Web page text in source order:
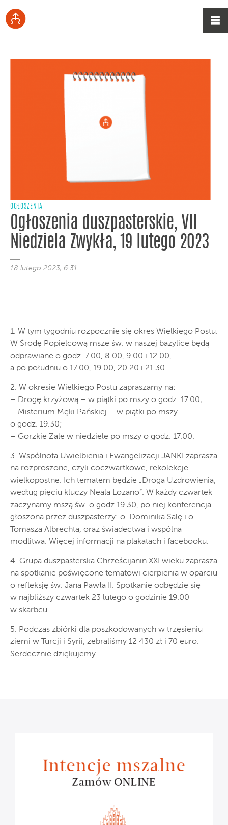
OGŁOSZENIA
Ogłoszenia duszpasterskie, VII
Niedziela Zwykła, 19 lutego 2023
18 lutego 2023, 6:31
1. W tym tygodniu rozpocznie się okres Wielkiego Postu.
W Środę Popielcową msze św. w naszej bazylice będą
odprawiane o godz. 7.00, 8.00, 9.00 i 12.00,
a po południu o 17.00, 19.00, 20.20 i 21.30.
2. W okresie Wielkiego Postu zapraszamy na:
– Drogę krzyżową – w piątki po mszy o godz. 17.00;
– Misterium Męki Pańskiej – w piątki po mszy
o godz. 19.30;
– Gorzkie Żale w niedziele po mszy o godz. 17.00.
3. Wspólnota Uwielbienia i Ewangelizacji JANKI zaprasza
na rozproszone, czyli coczwartkowe, rekolekcje
wielkopostne. Ich tematem będzie „Droga Uzdrowienia,
według pięciu kluczy Neala Lozano”. W każdy czwartek
zaczynamy mszą św. o godz 19.30, po niej konferencja
głoszona przez duszpasterzy: o. Dominika Salę i o.
Tomasza Albrechta, oraz świadectwa i wspólna
modlitwa. Więcej informacji na plakatach i facebooku.
4. Grupa duszpasterska Chrześcijanin XXI wieku zaprasza
na spotkanie poświęcone tematowi cierpienia w oparciu
o refleksję św. Jana Pawła II. Spotkanie odbędzie się
w najbliższy czwartek 23 lutego o godzinie 19.00
w skarbcu.
5. Podczas zbiórki dla poszkodowanych w trzęsieniu
ziemi w Turcji i Syrii, zebraliśmy 12 430 zł i 70 euro.
Serdecznie dziękujemy.